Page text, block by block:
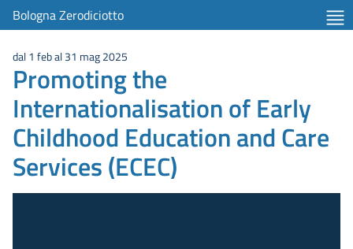
Bologna Zerodiciotto
dal 1 feb al 31 mag 2025
Promoting the
Internationalisation of Early
Childhood Education and Care
Services (ECEC)